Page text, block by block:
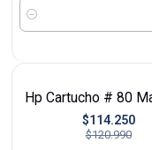
Cantidad
Hp Cartucho # 80
$114.250
$120.990